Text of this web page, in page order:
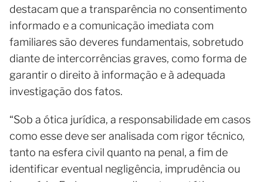
destacam que a transparência no consentimento
informado e a comunicação imediata com
familiares são deveres fundamentais, sobretudo
diante de intercorrências graves, como forma de
garantir o direito à informação e à adequada
investigação dos fatos.
“Sob a ótica jurídica, a responsabilidade em casos
como esse deve ser analisada com rigor técnico,
tanto na esfera civil quanto na penal, a fim de
identificar eventual negligência, imprudência ou